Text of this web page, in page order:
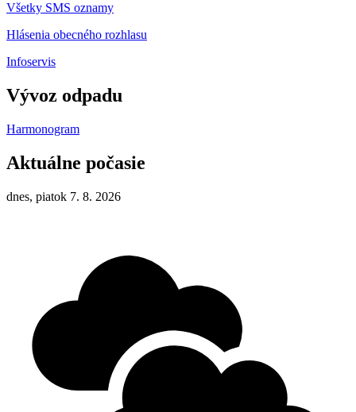
Všetky SMS oznamy
Hlásenia obecného rozhlasu
Infoservis
Vývoz odpadu
Harmonogram
Aktuálne počasie
dnes, piatok 7. 8. 2026